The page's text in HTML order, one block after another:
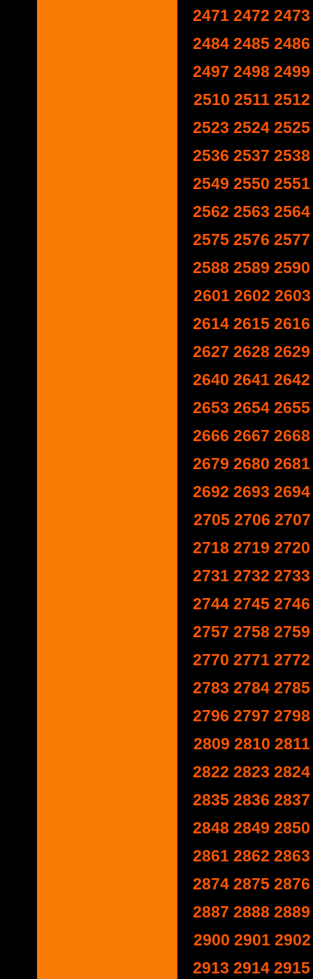
2471 2472 2473
2484 2485 2486
2497 2498 2499
2510 2511 2512
2523 2524 2525
2536 2537 2538
2549 2550 2551
2562 2563 2564
2575 2576 2577
2588 2589 2590
2601 2602 2603
2614 2615 2616
2627 2628 2629
2640 2641 2642
2653 2654 2655
2666 2667 2668
2679 2680 2681
2692 2693 2694
2705 2706 2707
2718 2719 2720
2731 2732 2733
2744 2745 2746
2757 2758 2759
2770 2771 2772
2783 2784 2785
2796 2797 2798
2809 2810 2811
2822 2823 2824
2835 2836 2837
2848 2849 2850
2861 2862 2863
2874 2875 2876
2887 2888 2889
2900 2901 2902
2913 2914 2915